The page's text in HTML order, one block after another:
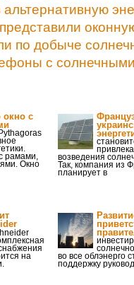
по добыче
с
окно с
рамами,
Окно
возведения
Так, компания из
планирует в
на во все облэнерго
поддержку